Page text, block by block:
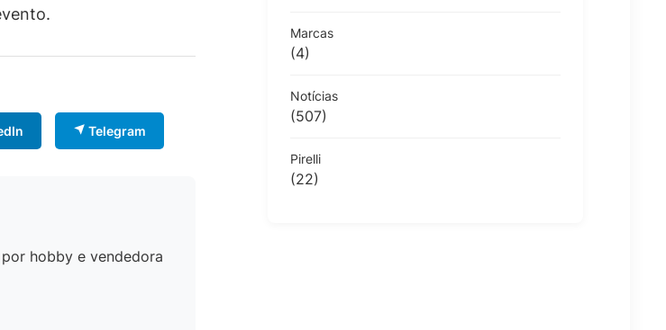
Telegram
hobby e vendedora
Marcas
(4)
Notícias
(507)
Pirelli
(22)